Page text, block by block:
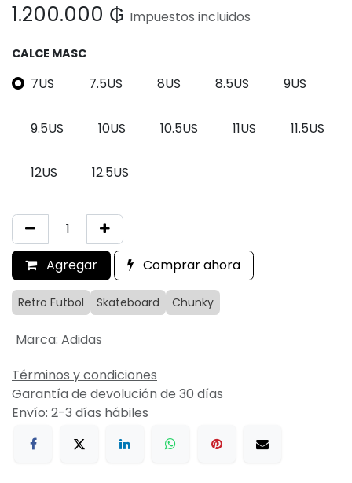
1.200.000 ₲ Impuestos incluidos
CALCE MASC
7US 7.5US 8US 8.5US 9US
9.5US 10US 10.5US 11US 11.5US
12US 12.5US
Agregar Comprar ahora
Retro Futbol Skateboard Chunky
Marca: Adidas
Términos y condiciones
Garantía de devolución de 30 días
Envío: 2-3 días hábiles